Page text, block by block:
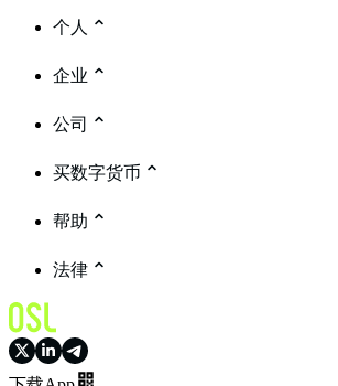
个人
企业
公司
买数字货币
帮助
法律